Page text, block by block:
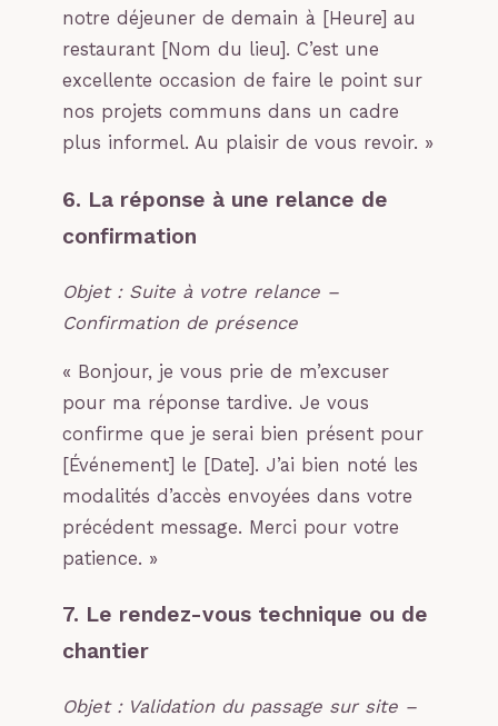
notre déjeuner de demain à [Heure] au
restaurant [Nom du lieu]. C’est une
excellente occasion de faire le point sur
nos projets communs dans un cadre
plus informel. Au plaisir de vous revoir. »
6. La réponse à une relance de
confirmation
Objet : Suite à votre relance –
Confirmation de présence
« Bonjour, je vous prie de m’excuser
pour ma réponse tardive. Je vous
confirme que je serai bien présent pour
[Événement] le [Date]. J’ai bien noté les
modalités d’accès envoyées dans votre
précédent message. Merci pour votre
patience. »
7. Le rendez-vous technique ou de
chantier
Objet : Validation du passage sur site –